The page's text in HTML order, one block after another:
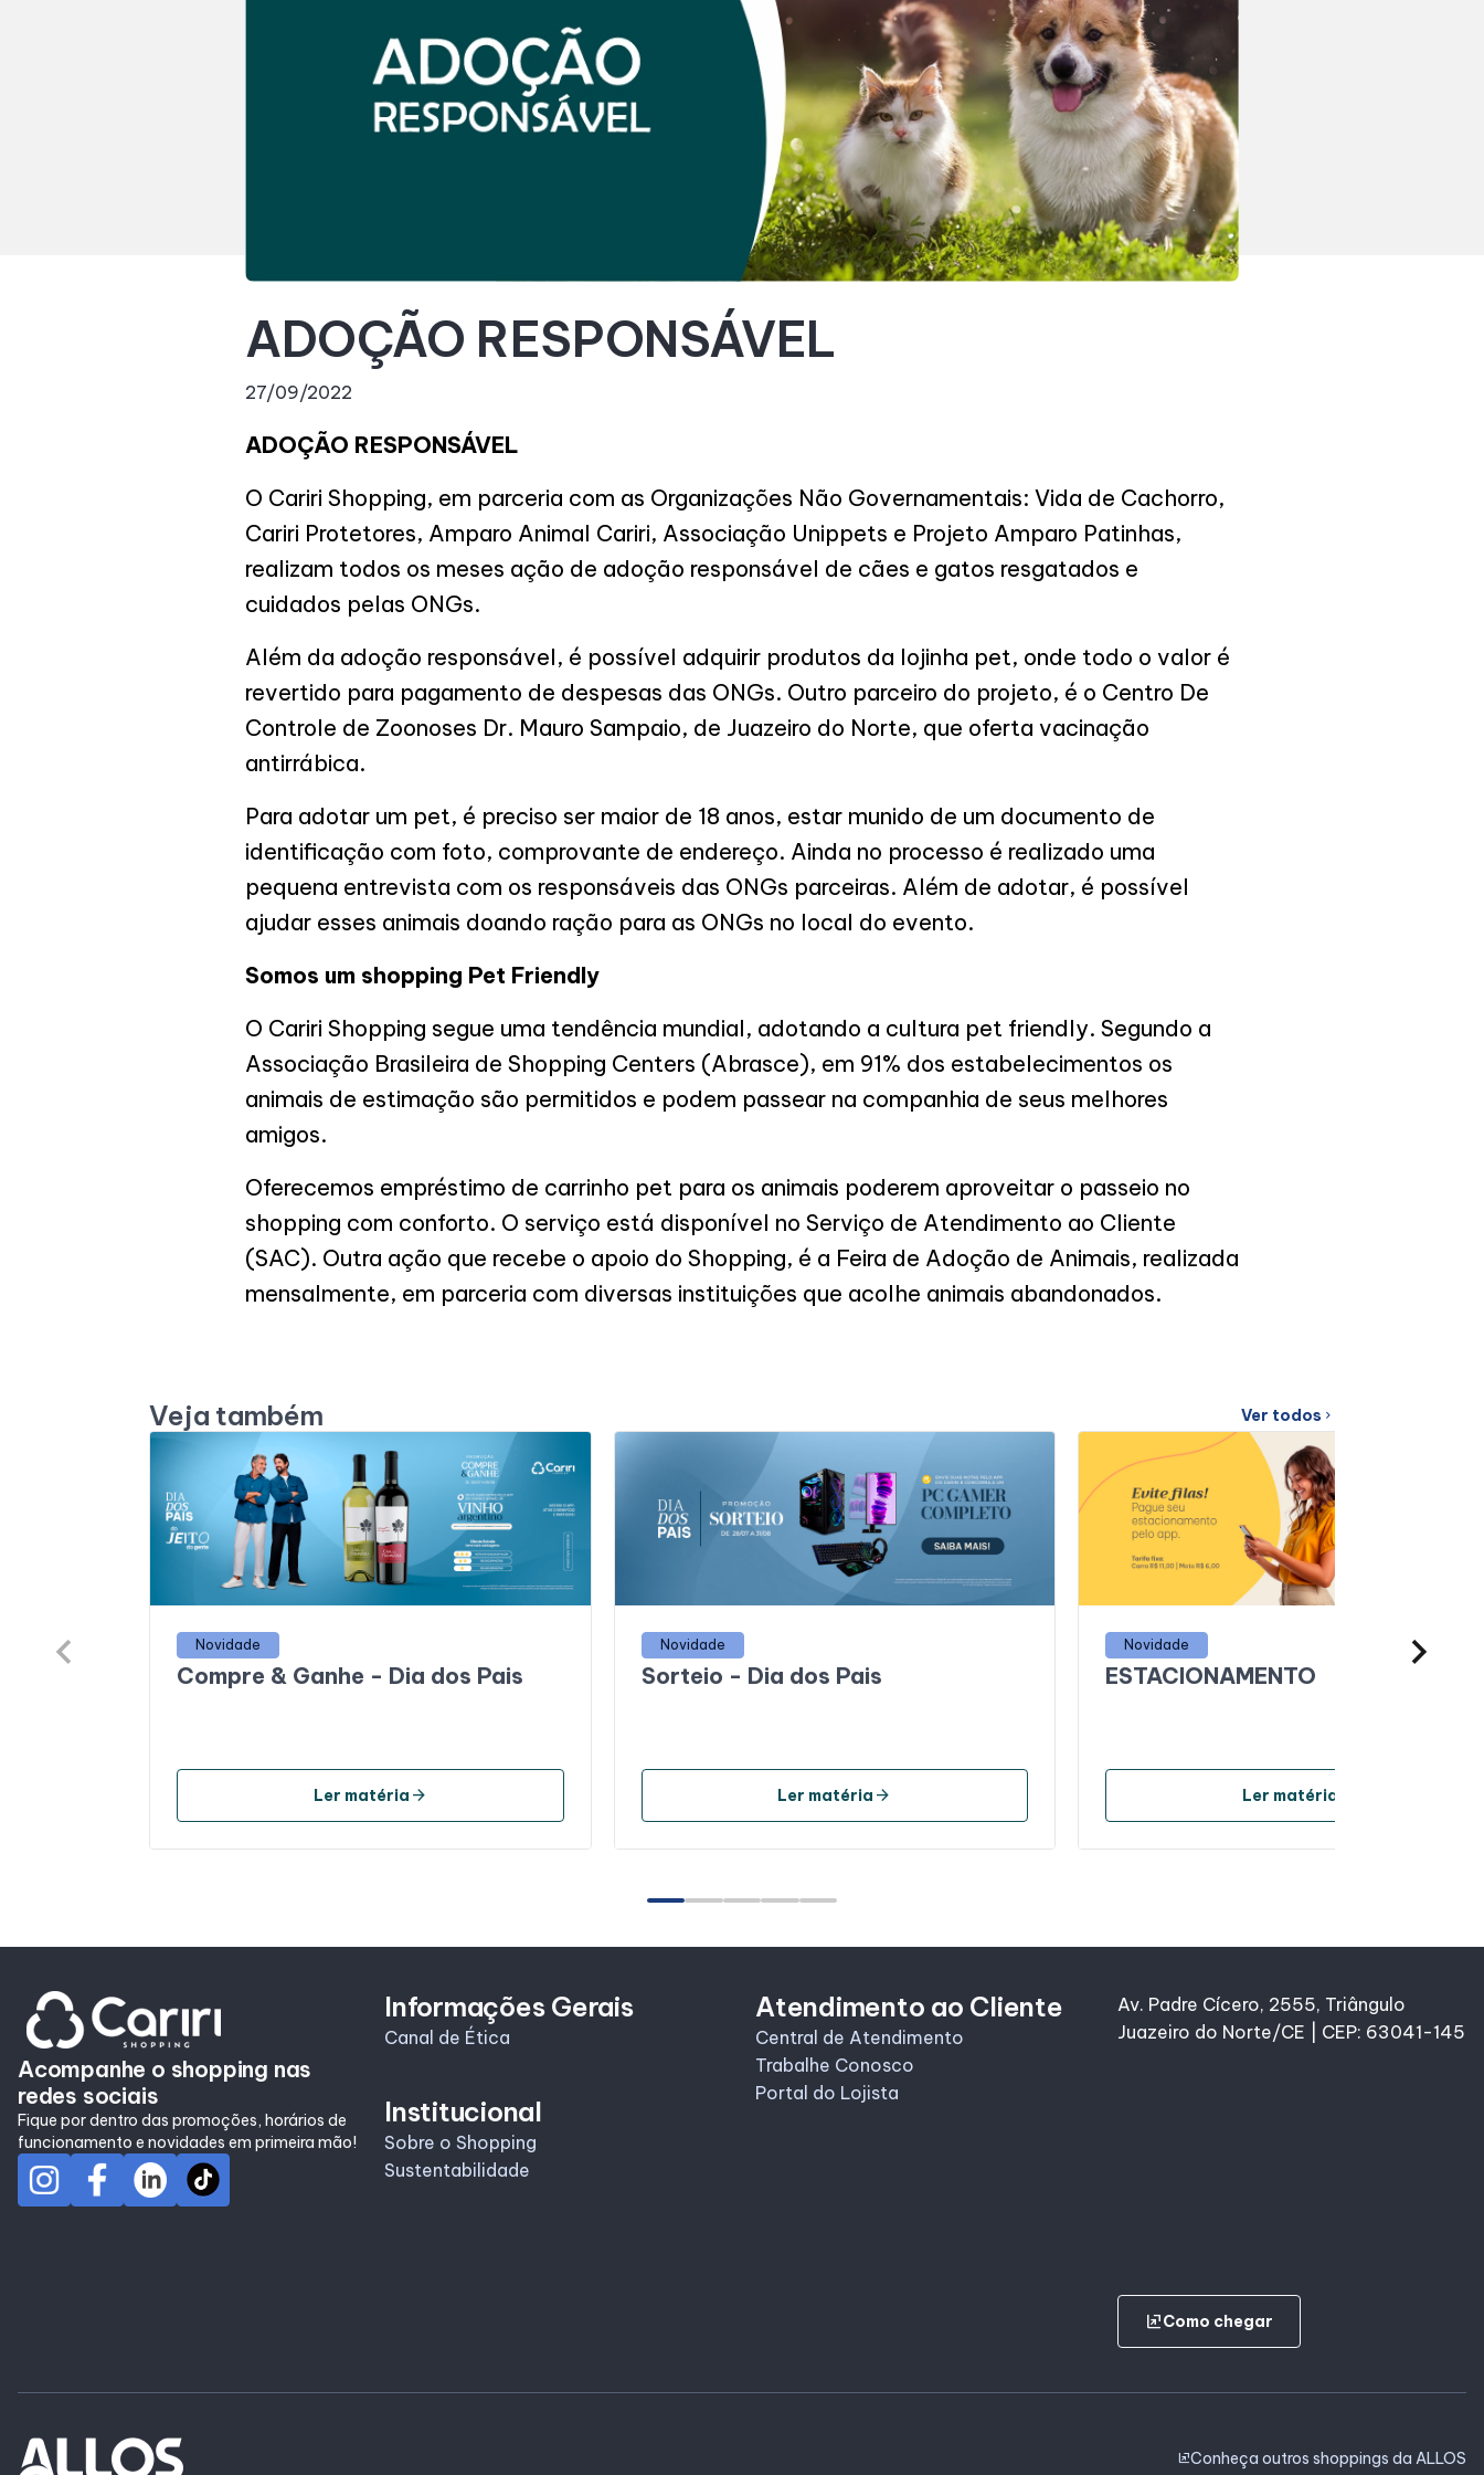
ADOÇÃO RESPONSÁVEL
27/09/2022
ADOÇÃO RESPONSÁVEL
O Cariri Shopping, em parceria com as Organizações Não Governamentais: Vida de Cachorro,
Cariri Protetores, Amparo Animal Cariri, Associação Unippets e Projeto Amparo Patinhas,
realizam todos os meses ação de adoção responsável de cães e gatos resgatados e
cuidados pelas ONGs.
Além da adoção responsável, é possível adquirir produtos da lojinha pet, onde todo o valor é
revertido para pagamento de despesas das ONGs. Outro parceiro do projeto, é o Centro De
Controle de Zoonoses Dr. Mauro Sampaio, de Juazeiro do Norte, que oferta vacinação
antirrábica.
Para adotar um pet, é preciso ser maior de 18 anos, estar munido de um documento de
identificação com foto, comprovante de endereço. Ainda no processo é realizado uma
pequena entrevista com os responsáveis das ONGs parceiras. Além de adotar, é possível
ajudar esses animais doando ração para as ONGs no local do evento.
Somos um shopping Pet Friendly
O Cariri Shopping segue uma tendência mundial, adotando a cultura pet friendly. Segundo a
Associação Brasileira de Shopping Centers (Abrasce), em 91% dos estabelecimentos os
animais de estimação são permitidos e podem passear na companhia de seus melhores
amigos.
Oferecemos empréstimo de carrinho pet para os animais poderem aproveitar o passeio no
shopping com conforto. O serviço está disponível no Serviço de Atendimento ao Cliente
(SAC). Outra ação que recebe o apoio do Shopping, é a Feira de Adoção de Animais, realizada
mensalmente, em parceria com diversas instituições que acolhe animais abandonados.
Veja também Ver todos chevron_right
Novidade
Compre & Ganhe - Dia dos Pais
Ler matéria arrow_forward
Novidade
Sorteio - Dia dos Pais
Ler matéria arrow_forward
Novidade
ESTACIONAMENTO
Ler matéria
Acompanhe o shopping nas
redes sociais
Fique por dentro das promoções, horários de
funcionamento e novidades em primeira mão!
Informações Gerais
Canal de Ética
Institucional
Sobre o Shopping
Sustentabilidade
Atendimento ao Cliente
Central de Atendimento
Trabalhe Conosco
Portal do Lojista
Av. Padre Cícero, 2555, Triângulo
Juazeiro do Norte/CE | CEP: 63041-145
ungroupComo chegar
ungroupConheça outros shoppings da ALLOS